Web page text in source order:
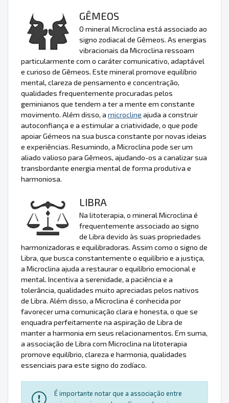
GÊMEOS
O mineral Microclina está associado ao
signo zodiacal de Gêmeos. As energias
vibracionais da Microclina ressoam
particularmente com o caráter comunicativo, adaptável
e curioso de Gêmeos. Este mineral promove equilíbrio
mental, clareza de pensamento e concentração,
qualidades frequentemente procuradas pelos
geminianos que tendem a ter a mente em constante
movimento. Além disso, a microcline ajuda a construir
autoconfiança e a estimular a criatividade, o que pode
apoiar Gémeos na sua busca constante por novas ideias
e experiências. Resumindo, a Microclina pode ser um
aliado valioso para Gêmeos, ajudando-os a canalizar sua
transbordante energia mental de forma produtiva e
harmoniosa.
LIBRA
Na litoterapia, o mineral Microclina é
frequentemente associado ao signo
de Libra devido às suas propriedades
harmonizadoras e equilibradoras. Assim como o signo de
Libra, que busca constantemente o equilíbrio e a justiça,
a Microclina ajuda a restaurar o equilíbrio emocional e
mental. Incentiva a serenidade, a paciência e a
tolerância, qualidades muito apreciadas pelos nativos
de Libra. Além disso, a Microclina é conhecida por
favorecer uma comunicação clara e honesta, o que se
enquadra perfeitamente na aspiração de Libra de
manter a harmonia em seus relacionamentos. Em suma,
a associação de Libra com Microclina na litoterapia
promove equilíbrio, clareza e harmonia, qualidades
essenciais para este signo do zodíaco.
É importante notar que a associação entre